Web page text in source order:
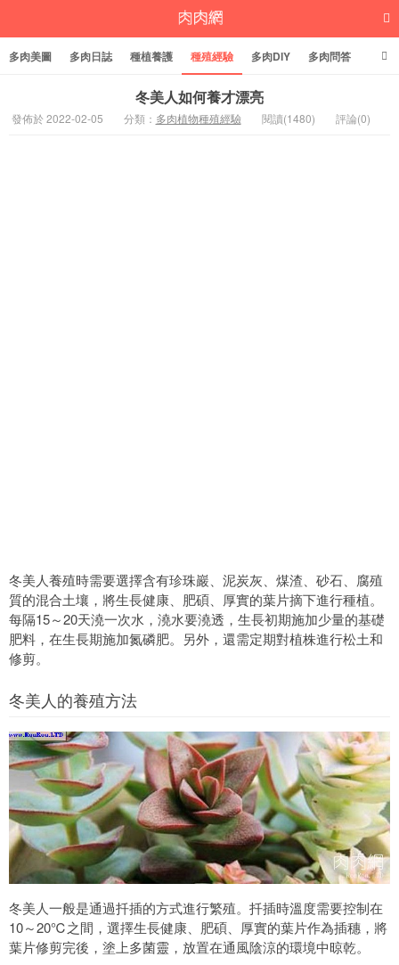
多肉美圖 多肉日誌 種植養護 種殖經驗 多肉DIY 多肉問答
冬美人如何養才漂亮
發佈於 2022-02-05 分類： 多肉植物種殖經驗 閱讀(1480) 評論(0)
冬美人養殖時需要選擇含有珍珠巖、泥炭灰、煤渣、砂石、腐殖
質的混合土壤，將生長健康、肥碩、厚實的葉片摘下進行種植。
每隔15～20天澆一次水，澆水要澆透，生長初期施加少量的基礎
肥料，在生長期施加氮磷肥。另外，還需定期對植株進行松土和
修剪。
冬美人的養殖方法
冬美人一般是通過扦插的方式進行繁殖。扦插時溫度需要控制在
10～20℃之間，選擇生長健康、肥碩、厚實的葉片作為插穗，將
葉片修剪完後，塗上多菌靈，放置在通風陰涼的環境中晾乾。